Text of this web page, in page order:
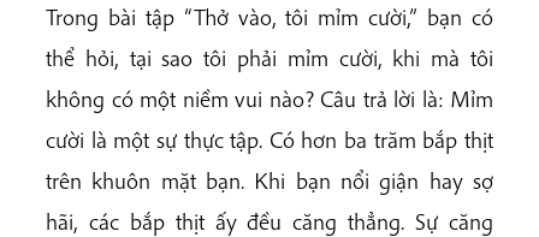
Trong bài tập “Thở vào, tôi mỉm cười,” bạn có
thể hỏi, tại sao tôi phải mỉm cười, khi mà tôi
không có một niềm vui nào? Câu trả lời là: Mỉm
cười là một sự thực tập. Có hơn ba trăm bắp thịt
trên khuôn mặt bạn. Khi bạn nổi giận hay sợ
hãi, các bắp thịt ấy đều căng thẳng. Sự căng